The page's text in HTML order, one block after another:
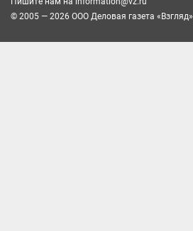
© 2005 — 2026 ООО Деловая газета «Взгляд»